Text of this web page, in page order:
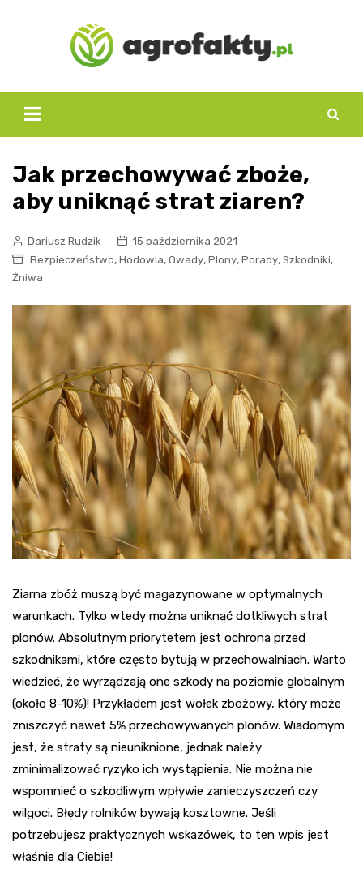
Jak przechowywać zboże,
aby uniknąć strat ziaren?
Dariusz Rudzik
15 października 2021
Bezpieczeństwo, Hodowla, Owady, Plony, Porady, Szkodniki,
Żniwa
Ziarna zbóż muszą być magazynowane w optymalnych
warunkach. Tylko wtedy można uniknąć dotkliwych strat
plonów. Absolutnym priorytetem jest ochrona przed
szkodnikami, które często bytują w przechowalniach. Warto
wiedzieć, że wyrządzają one szkody na poziomie globalnym
(około 8-10%)! Przykładem jest wołek zbożowy, który może
zniszczyć nawet 5% przechowywanych plonów. Wiadomym
jest, że straty są nieuniknione, jednak należy
zminimalizować ryzyko ich wystąpienia. Nie można nie
wspomnieć o szkodliwym wpływie zanieczyszczeń czy
wilgoci. Błędy rolników bywają kosztowne. Jeśli
potrzebujesz praktycznych wskazówek, to ten wpis jest
właśnie dla Ciebie!